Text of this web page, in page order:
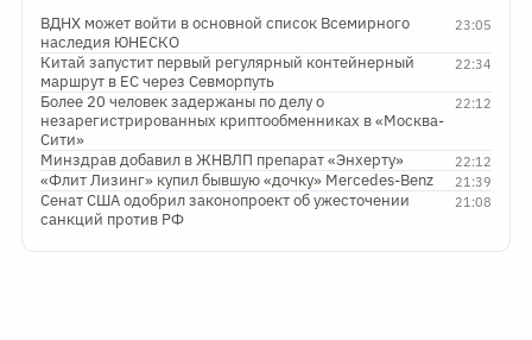
23:05
ВДНХ может войти в основной список Всемирного
наследия ЮНЕСКО
22:34
Китай запустит первый регулярный контейнерный
маршрут в ЕС через Севморпуть
22:12
Более 20 человек задержаны по делу о
незарегистрированных криптообменниках в «Москва-
Сити»
22:12
Минздрав добавил в ЖНВЛП препарат «Энхерту»
21:39
«Флит Лизинг» купил бывшую «дочку» Mercedes-Benz
21:08
Сенат США одобрил законопроект об ужесточении
санкций против РФ